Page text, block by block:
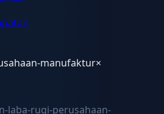
manufaktur×
laba-rugi-perusahaan-